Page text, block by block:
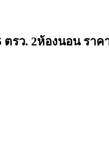
ว. 2ห้องนอน ราค